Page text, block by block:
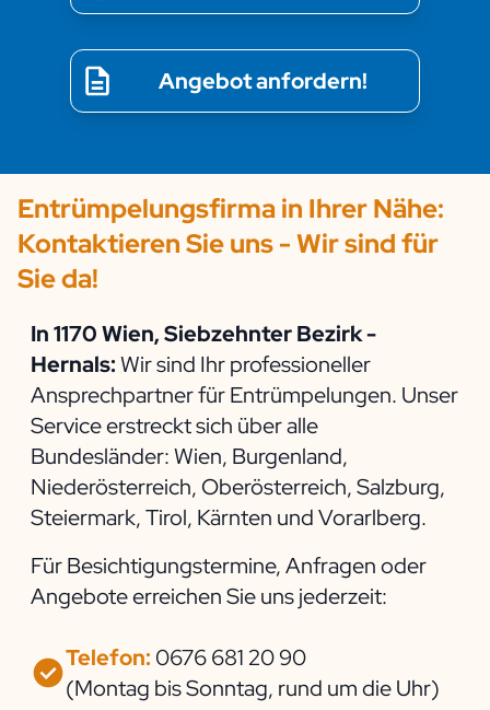
Angebot anfordern!
Entrümpelungsfirma in Ihrer Nähe:
Kontaktieren Sie uns - Wir sind für
Sie da!
In 1170 Wien, Siebzehnter Bezirk -
Hernals:Wir sind Ihr professioneller
Ansprechpartner für Entrümpelungen. Unser
Service erstreckt sich über alle
Bundesländer: Wien, Burgenland,
Niederösterreich, Oberösterreich, Salzburg,
Steiermark, Tirol, Kärnten und Vorarlberg.
Für Besichtigungstermine, Anfragen oder
Angebote erreichen Sie uns jederzeit:
Telefon: 0676 681 20 90
(Montag bis Sonntag, rund um die Uhr)